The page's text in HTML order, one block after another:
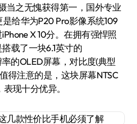
当之无愧获得第一，国外专业
给华为P20 Pro影像系统109
X 10分。在拥有强悍照
载了一块6.1英寸的
的OLED屏幕，对比度(典型
得注意的是，这块屏幕NTSC
现十分优异。